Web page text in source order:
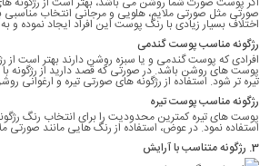
صورتی مثل صورتی ملایم، هلویی و مرجانی انتخاب مناسبی
اختلاف بسیار زیادی با رنگ پوست این افراد ایجاد نموده
رژگونه مناسب پوست گندمی
افرادی که پوست گندمی و یا سبزه روشن دارند بهتر است از
پوست های روشن باشد. در صورتی که قصد دارید از رژگونه
تیره تر شود. استفاده از رژگونه های صورتی تیره و
رژگونه مناسب پوست تیره
پوست های تیره کمترین محدودیت را برای انتخاب رنگ
استفاده نمود. در عوض، استفاده از رنگ هایی مانند
3. رژگونه متناسب با آرایش